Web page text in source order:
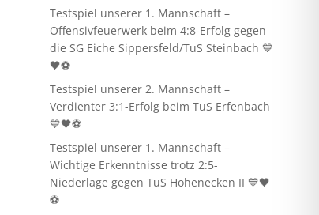
Testspiel unserer 1. Mannschaft –
Offensivfeuerwerk beim 4:8-Erfolg gegen
die SG Eiche Sippersfeld/TuS Steinbach 💙
🖤⚽
Testspiel unserer 2. Mannschaft –
Verdienter 3:1-Erfolg beim TuS Erfenbach
💙🖤⚽
Testspiel unserer 1. Mannschaft –
Wichtige Erkenntnisse trotz 2:5-
Niederlage gegen TuS Hohenecken II 💙🖤
⚽